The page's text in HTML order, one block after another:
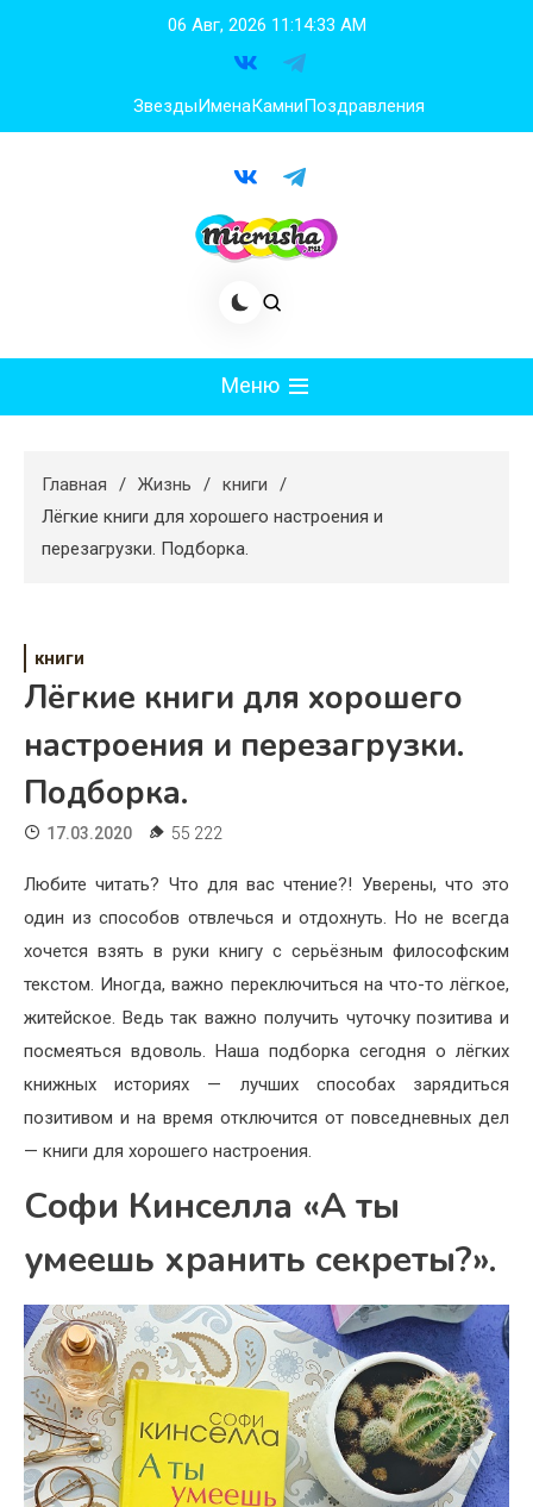
06 Авг, 2026 11:14:35 AM
ЗвездыИменаКамниПоздравления
Меню
Худеем
Психология
Дом
Жизнь
Хобби
Красота
Недвижимость
Главная Жизнь
книги
Лёгкие книги для хорошего настроения и
перезагрузки. Подборка.
книги
Лёгкие книги для хорошего
настроения и перезагрузки.
Подборка.
17.03.2020 55 222
Любите читать? Что для вас чтение?! Уверены, что это
один из способов отвлечься и отдохнуть. Но не всегда
хочется взять в руки книгу с серьёзным философским
текстом. Иногда, важно переключиться на что-то лёгкое,
житейское. Ведь так важно получить чуточку позитива и
посмеяться вдоволь. Наша подборка сегодня о лёгких
книжных историях — лучших способах зарядиться
позитивом и на время отключится от повседневных дел
— книги для хорошего настроения.
Софи Кинселла «А ты
умеешь хранить секреты?».